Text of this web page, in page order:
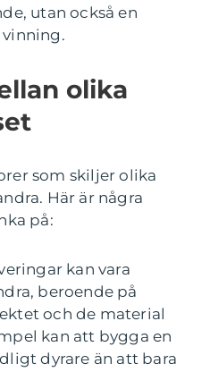
utan också en
olika
som skiljer olika
Här är några
på:
kan vara
beroende på
och de material
kan att bygga en
dyrare än att bara